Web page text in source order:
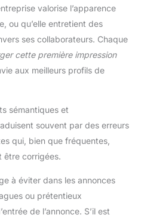
valorise l’apparence
ou qu’elle entretient des
ses collaborateurs. Chaque
cette première impression
aux meilleurs profils de
sémantiques et
souvent par des erreurs
qui, bien que fréquentes,
être corrigées.
à éviter dans les annonces
ou prétentieux
de l’annonce. S’il est